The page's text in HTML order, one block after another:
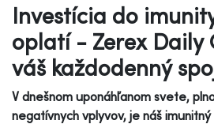
Investícia do
oplatí - Zerex Daily
váš každodenný
V dnešnom uponáhľanom svete,
negatívnych vplyvov, je náš